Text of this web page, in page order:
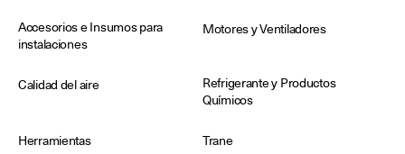
Accesorios e Insumos para
instalaciones
Motores y Ventiladores
Calidad del aire
Refrigerante y Productos
Químicos
Herramientas Trane